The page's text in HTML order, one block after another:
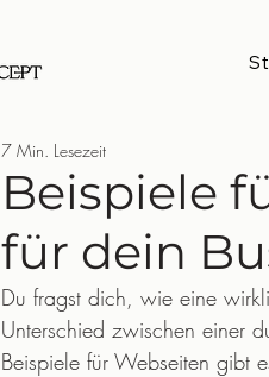
Beispiele
für dein
7 Min. Lesezeit
Du fragst dich, wie eine
Unterschied zwischen einer
Beispiele für Webseiten gibt